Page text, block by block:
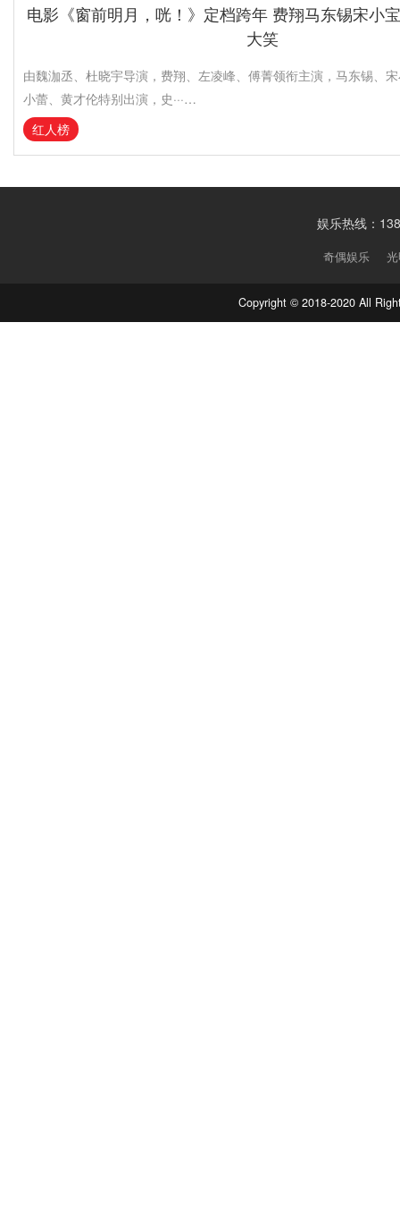
电影《窗前明月，咣！》定档跨年 费翔马东锡宋小
大笑
由魏泇丞、杜晓宇导演，费翔、左凌峰、傅菁领衔主演，马东锡、
小蕾、黄才伦特别出演，史···…
红人榜
娱乐热线：
奇偶娱乐
Copyright © 2018-2020 All